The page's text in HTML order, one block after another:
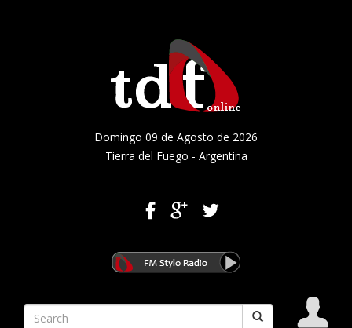
Domingo 09 de Agosto de 2026
Tierra del Fuego - Argentina